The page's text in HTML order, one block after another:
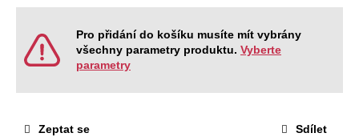
Pro přidání do košíku musíte mít vybrány
všechny parametry produktu. Vyberte
parametry
Zeptat se Sdílet
RECEPCE
WAVE
26
Kč